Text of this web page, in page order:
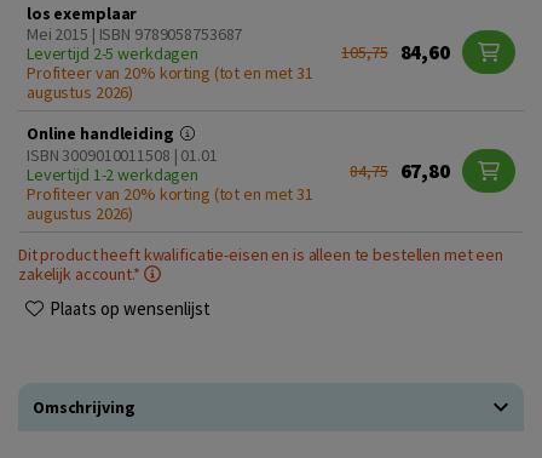
los exemplaar
Mei 2015 | ISBN 9789058753687
Levertijd 2-5 werkdagen
Profiteer van 20% korting (tot en met 31
augustus 2026)
105,75 84,60
Online handleiding
ISBN 3009010011508 | 01.01
Levertijd 1-2 werkdagen
Profiteer van 20% korting (tot en met 31
augustus 2026)
84,75 67,80
Dit product heeft kwalificatie-eisen en is alleen te bestellen met een
zakelijk account.*
Plaats op wensenlijst
Omschrijving